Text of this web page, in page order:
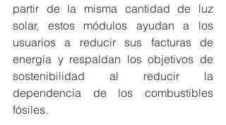
partir de la misma cantidad de luz
solar, estos módulos ayudan a los
usuarios a reducir sus facturas de
energía y respaldan los objetivos de
sostenibilidad al reducir la
dependencia de los combustibles
fósiles.